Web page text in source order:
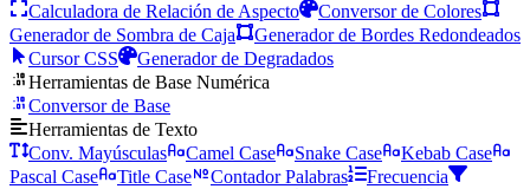
Calculadora de Relación de Aspecto
Conversor de Colores
Generador de Sombra de Caja
Generador de Bordes Redondeados
Cursor CSS
Generador de Degradados
Herramientas de Base Numérica
Conversor de Base
Herramientas de Texto
Conv. Mayúsculas
Camel Case Snake Case
Kebab Case
Pascal Case
Title Case Contador Palabras
Frecuencia